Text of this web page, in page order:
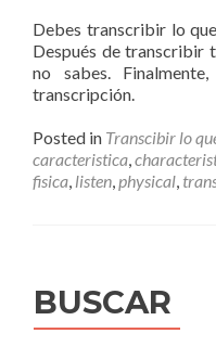
Debes transcribir lo
Después de transcribir
no sabes.
transcripción.
Posted in Transcibir lo
caracteristica,
fisica, listen,physical,
BUSCAR